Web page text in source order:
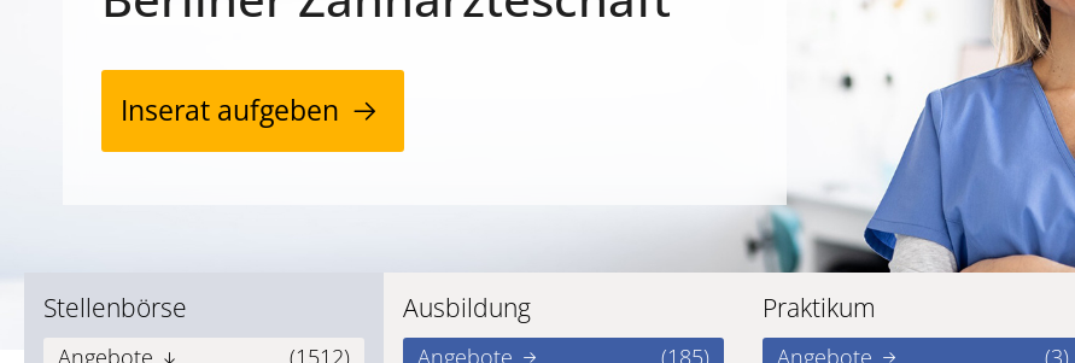
Inserat aufgeben
Stellenbörse
Angebote
(1512)
Ausbildung
Angebote
(185)
Praktikum
Angebote
(3)